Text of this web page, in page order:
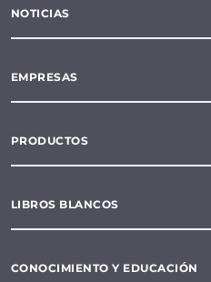
NOTICIAS
EMPRESAS
PRODUCTOS
LIBROS BLANCOS
CONOCIMIENTO Y EDUCACIÓN